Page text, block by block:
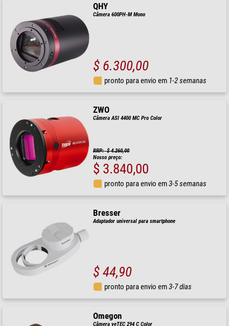
QHY
Câmera 600PH-M Mono
$ 6.300,00
pronto para envio em 1-2 semanas
ZWO
Câmera ASI 4400 MC Pro Color
RRP: $ 4.260,00
Nosso preço:
$ 3.840,00
pronto para envio em3-5 semanas
Bresser
Adaptador universal para smartphone
$ 44,90
pronto para envio em3-7 dias
Omegon
Câmera veTEC 294 C Color